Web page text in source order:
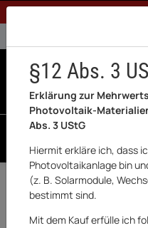
1% Rabatt bei
Zurück Marstek
§12 Abs. 3
Erklärung zur
Photovoltaik-
Abs. 3 UStG
Hiermit erkläre ich, dass
Photovoltaikanlage bin
(z. B. Solarmodule,
bestimmt sind.
Mit dem Kauf erfülle ich